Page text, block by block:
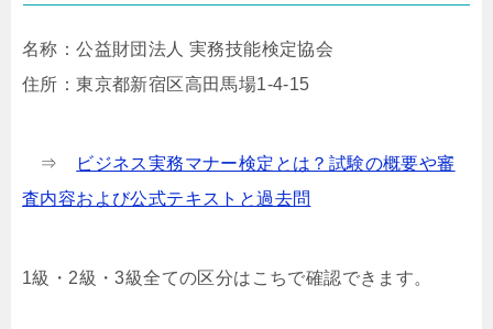
名称：公益財団法人 実務技能検定協会
住所：東京都新宿区高田馬場1-4-15
⇒
ビジネス実務マナー検定とは？試験の概要や審
査内容および公式テキストと過去問
1級・2級・3級全ての区分はこちで確認できます。